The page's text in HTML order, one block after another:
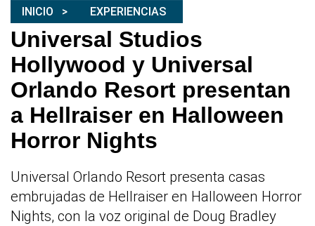
INICIO EXPERIENCIAS
Universal Studios
Hollywood y Universal
Orlando Resort presentan
a Hellraiser en Halloween
Horror Nights
Universal Orlando Resort presenta casas
embrujadas de Hellraiser en Halloween Horror
Nights, con la voz original de Doug Bradley